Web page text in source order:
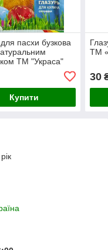
пасхи бузкова
ТМ "Украса"
Купити
ТМ
30